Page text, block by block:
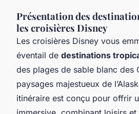
Présentation des
les croisières Disney
Les croisières Disney vous
éventail de destinations
des plages de sable blanc des
paysages majestueux de
itinéraire est conçu pour offrir